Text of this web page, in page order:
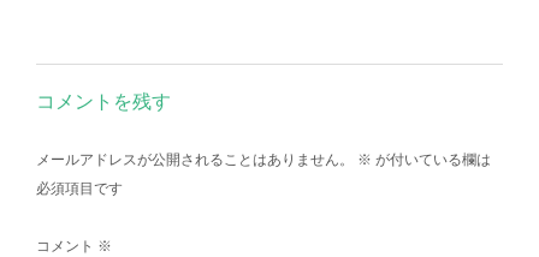
コメントを残す
メールアドレスが公開されることはありません。 ※ が付いている欄は
必須項目です
コメント ※